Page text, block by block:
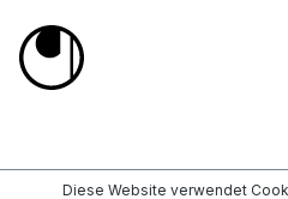
Diese Website verwendet